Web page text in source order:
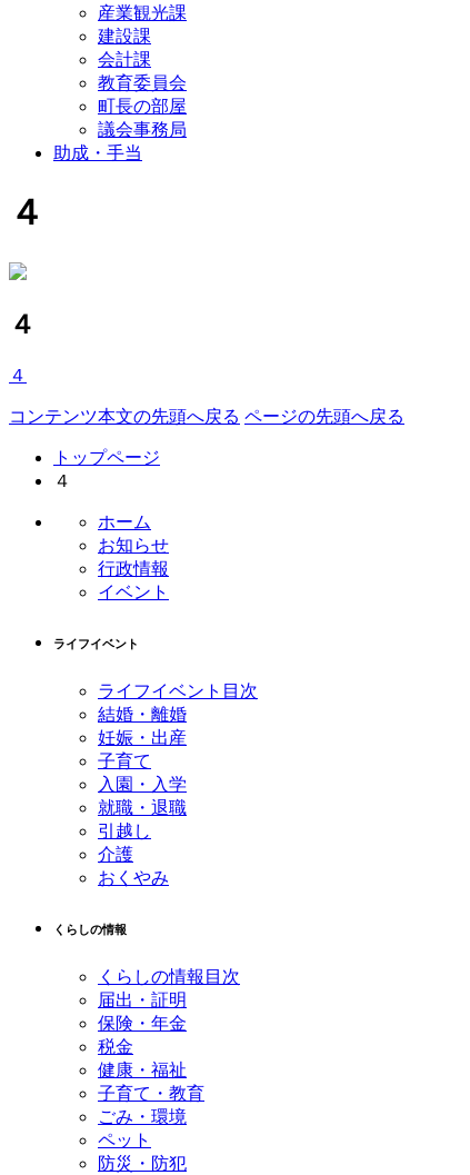
産業観光課
建設課
会計課
教育委員会
町長の部屋
議会事務局
助成・手当
４
４
４
コンテンツ本文の先頭へ戻る ページの先頭へ戻る
トップページ
４
ホーム
お知らせ
行政情報
イベント
ライフイベント
ライフイベント目次
結婚・離婚
妊娠・出産
子育て
入園・入学
就職・退職
引越し
介護
おくやみ
くらしの情報
くらしの情報目次
届出・証明
保険・年金
税金
健康・福祉
子育て・教育
ごみ・環境
ペット
防災・防犯